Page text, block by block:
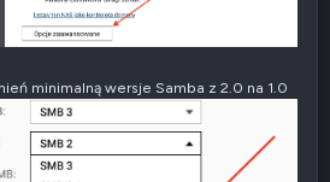
minimalną wersje Samba z 2.0 na 1.0